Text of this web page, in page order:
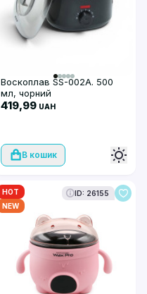
Воскоплав SS-002A. 500
мл, чорний
419,99 UAH
В кошик
HOT
NEW
ID: 26155